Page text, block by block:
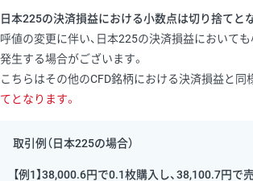
日本225の決済損益における小数点は切り捨てと
呼値の変更に伴い、日本225の決済損益において
発生する場合がございます。
こちらはその他のCFD銘柄における決済損益と同様
てとなります。
取引例（日本225の場合）
【例1】38,000.6円で0.1枚購入し、38,100.7円で